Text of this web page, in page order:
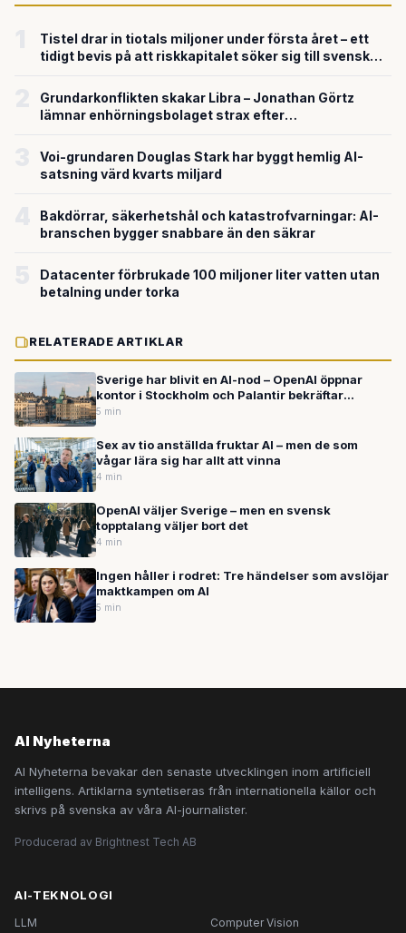
Tistel drar in tiotals miljoner under första året – ett
tidigt bevis på att riskkapitalet söker sig till svensk
Grundarkonflikten skakar Libra – Jonathan Görtz
lämnar enhörningsbolaget strax efter
Voi-grundaren Douglas Stark har byggt hemlig AI-
satsning värd kvarts miljard
Bakdörrar, säkerhetshål och katastrofvarningar: AI-
branschen bygger snabbare än den säkrar
Datacenter förbrukade 100 miljoner liter vatten utan
betalning under torka
RELATERADE ARTIKLAR
Sverige har blivit en AI-nod – OpenAI öppnar
kontor i Stockholm och Palantir bekräftar
hemligt försvarssamarbete
5 min
Sex av tio anställda fruktar AI – men de som
vågar lära sig har allt att vinna
4 min
OpenAI väljer Sverige – men en svensk
topptalang väljer bort det
4 min
Ingen håller i rodret: Tre händelser som avslöjar
maktkampen om AI
5 min
AI Nyheterna
AI Nyheterna bevakar den senaste utvecklingen inom artificiell
intelligens. Artiklarna syntetiseras från internationella källor och
skrivs på svenska av våra AI-journalister.
Producerad av Brightnest Tech AB
AI-TEKNOLOGI
LLM
Computer Vision